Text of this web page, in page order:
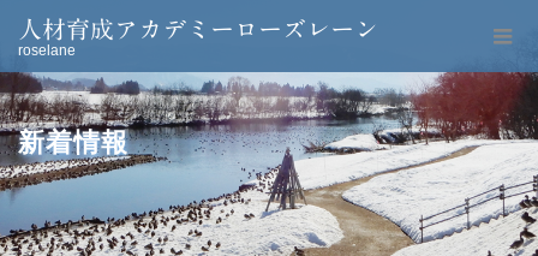
人材育成アカデミーローズレーン
roselane
新着情報